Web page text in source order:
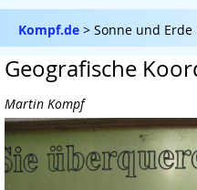
Kompf.de > Sonne und Erde
Geografische
Martin Kompf